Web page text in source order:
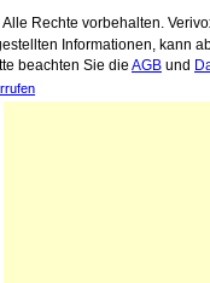
Alle Rechte vorbehalten.
Informationen,
beachten Sie die AGB und